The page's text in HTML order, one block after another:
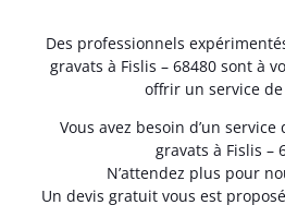
Des professionnels
gravats à Fislis – 68480 sont à
offrir un service
Vous avez besoin d’un
gravats à Fislis –
N’attendez plus pour
Un devis gratuit vous est